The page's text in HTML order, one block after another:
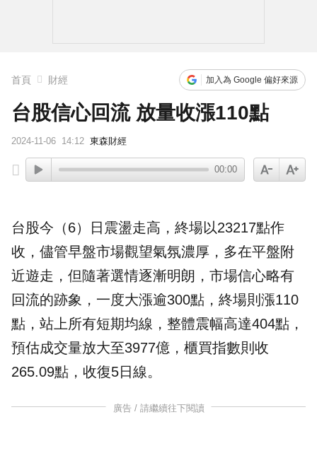
首頁 財經 加入為 Google 偏好來源
台股信心回流 放量收漲110點
2024-11-06 14:12 東森財經
00:00
台股今（6）日震盪走高，終場以23217點作
收，儘管早盤市場觀望氣氛濃厚，多在平盤附
近遊走，但隨著選情逐漸明朗，市場信心略有
回流的跡象，一度大漲逾300點，終場則漲110
點，站上所有短期均線，整體震幅高達404點，
預估成交量放大至3977億，櫃買指數則收
265.09點，收復5日線。
廣告 / 請繼續往下閱讀